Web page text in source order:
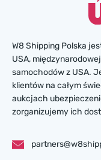
W8 Shipping Polska
USA,
samochodów z USA.
klientów na całym
aukcjach
zorganizujemy ich